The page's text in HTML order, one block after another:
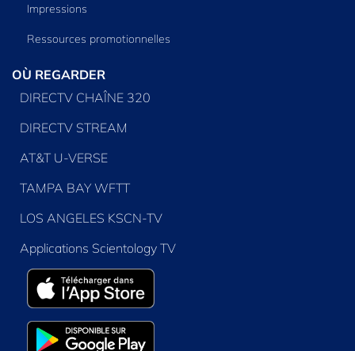
Impressions
Ressources promotionnelles
OÙ REGARDER
DIRECTV CHAÎNE 320
DIRECTV STREAM
AT&T U-VERSE
TAMPA BAY WFTT
LOS ANGELES KSCN-TV
Applications Scientology TV